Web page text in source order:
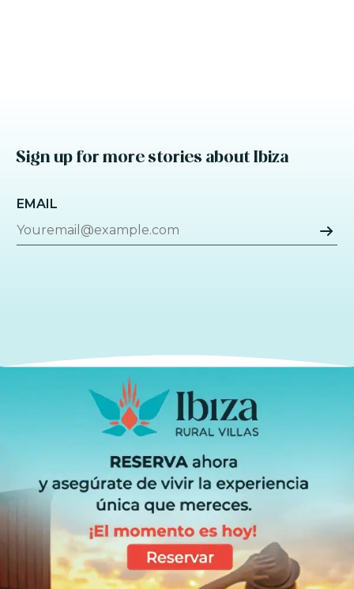
Sign up for more stories about Ibiza
EMAIL